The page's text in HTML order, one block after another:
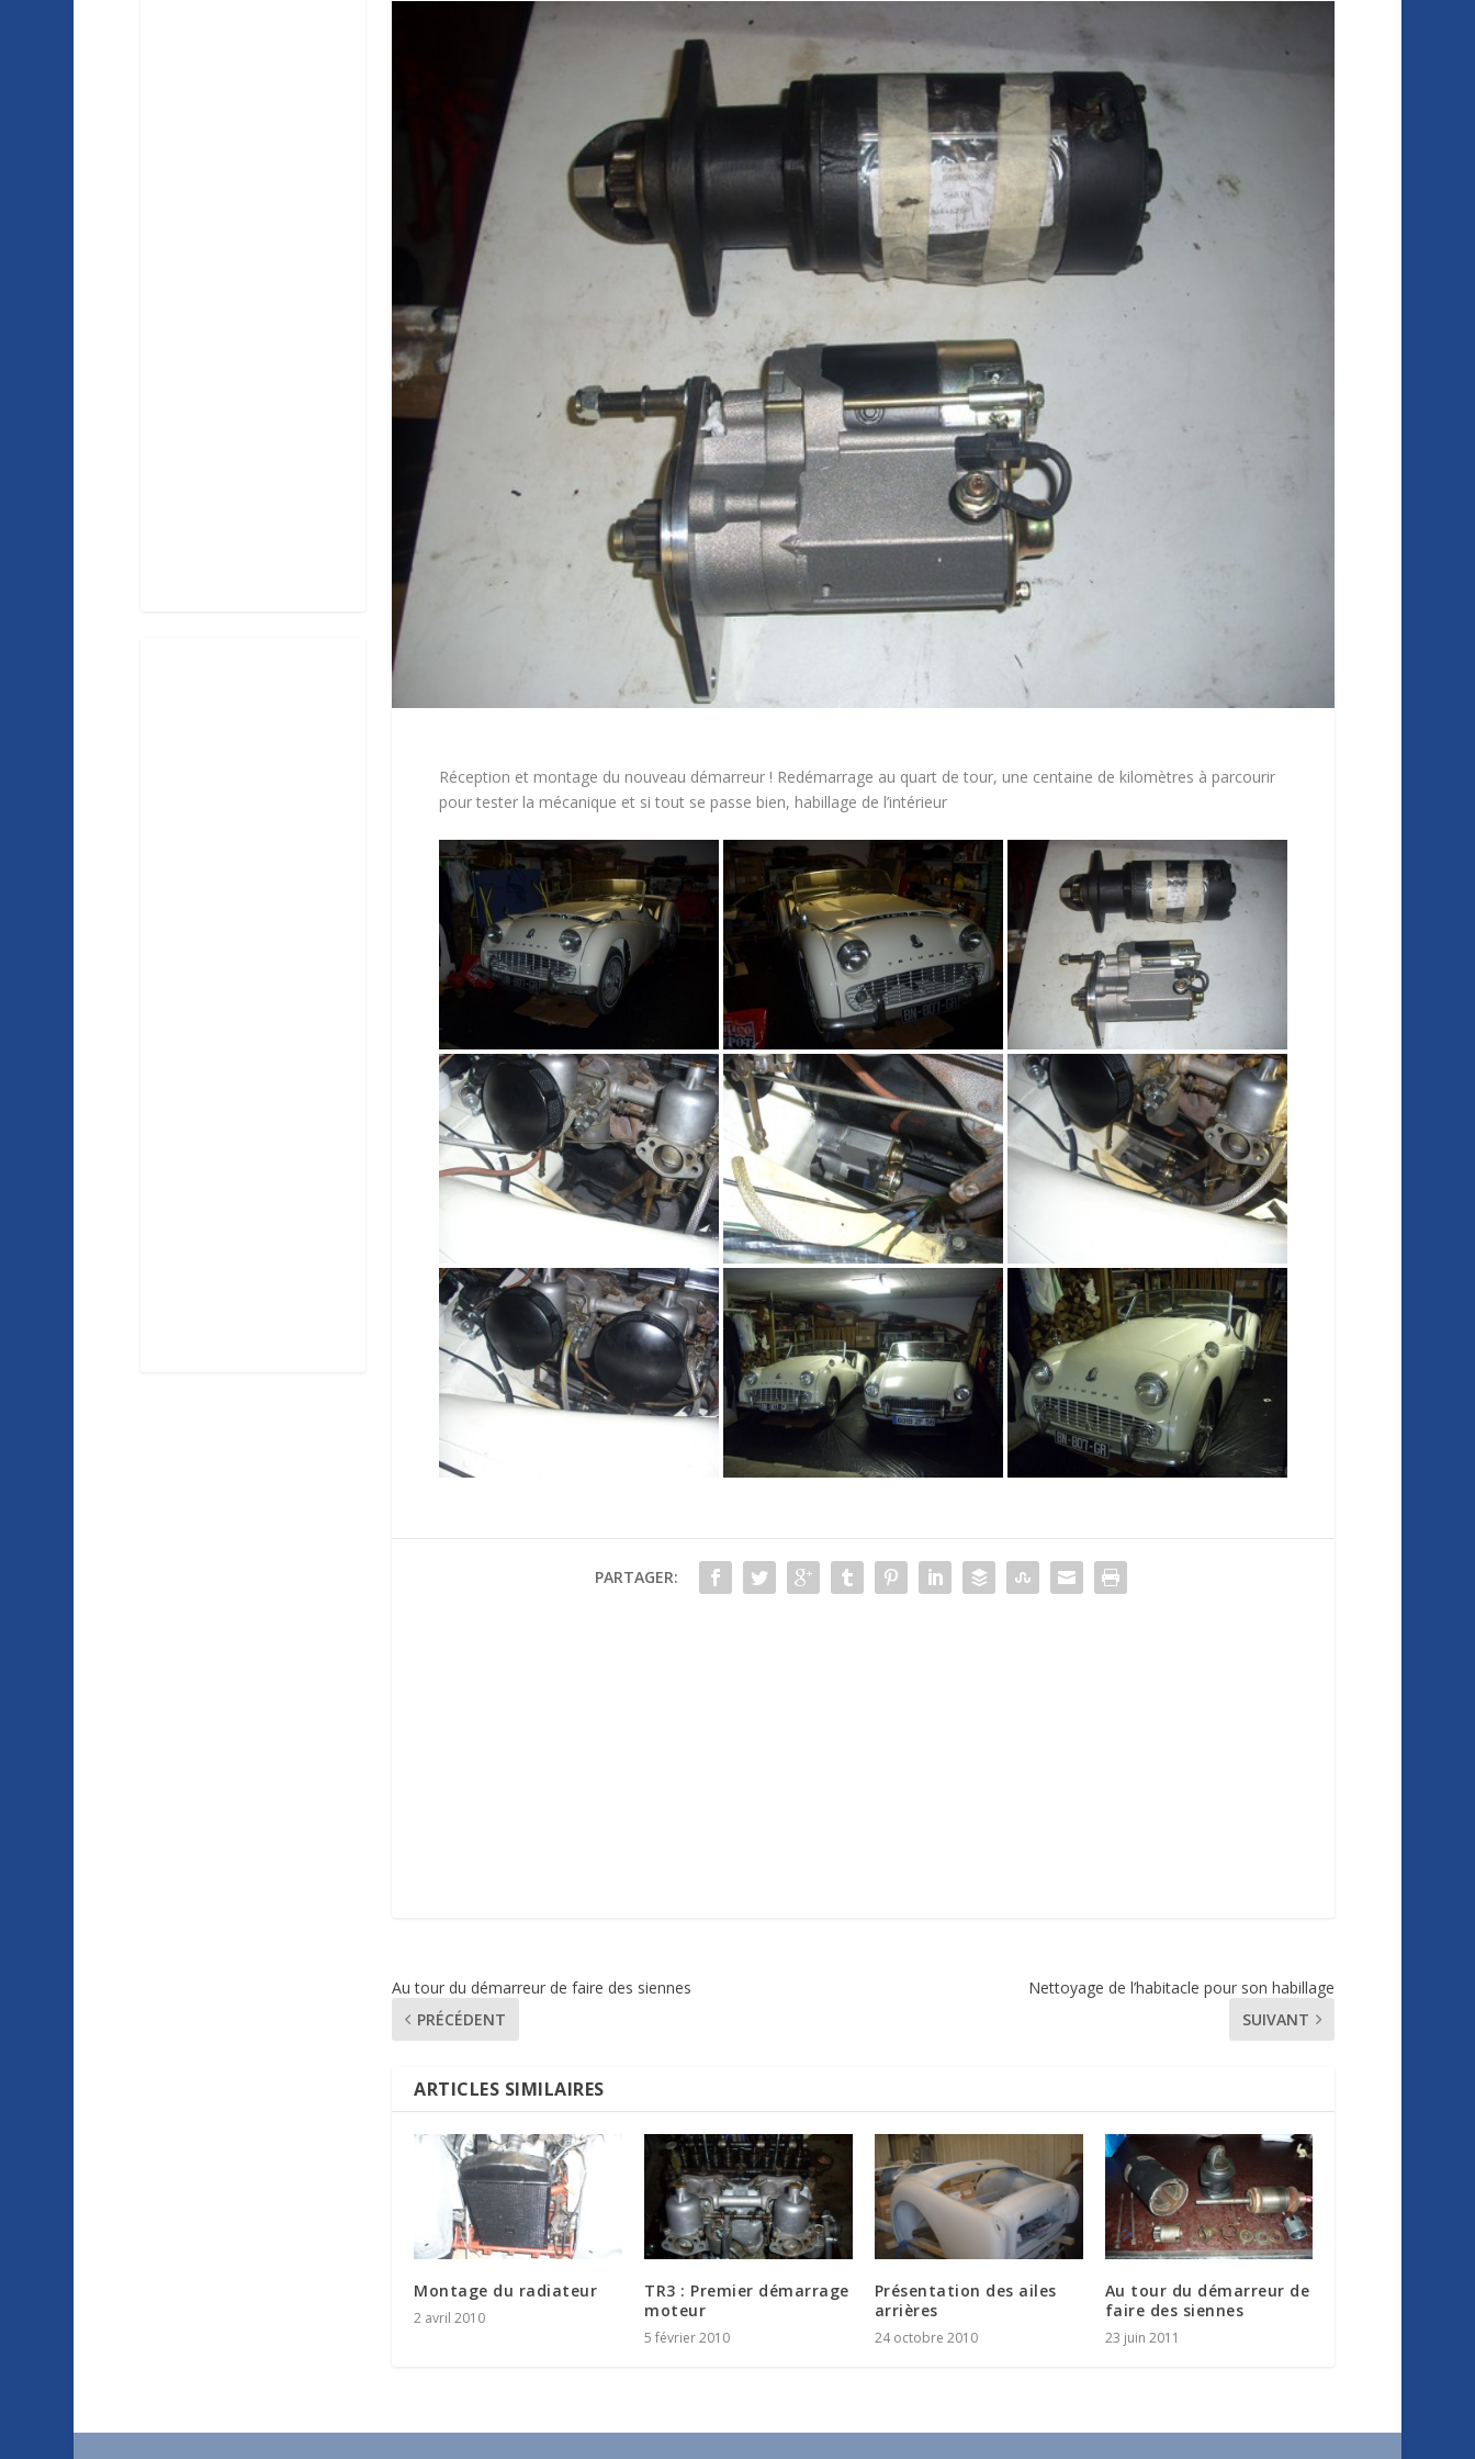
Réception et montage du nouveau démarreur ! Redémarrage au quart de tour, une centaine de kilomètres à parcourir
pour tester la mécanique et si tout se passe bien, habillage de l’intérieur
PARTAGER:
Au tour du démarreur de faire des siennes
PRÉCÉDENT
Nettoyage de l’habitacle pour son habillage
SUIVANT
ARTICLES SIMILAIRES
Montage du radiateur
2 avril 2010
TR3 : Premier démarrage
moteur
5 février 2010
Présentation des ailes
arrières
24 octobre 2010
Au tour du démarreur de
faire des siennes
23 juin 2011